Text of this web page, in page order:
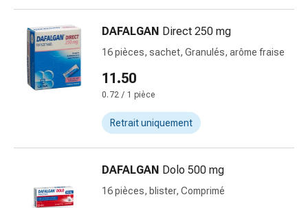
de
pansements
adhésifs
Traitement
Sprays
plaies
Bandes
DAFALGAN Direct 250 mg
16 pièces, sachet, Granulés, arôme fraise
11.50
0.72 / 1 pièce
Retrait uniquement
DAFALGAN Dolo 500 mg
16 pièces, blister, Comprimé